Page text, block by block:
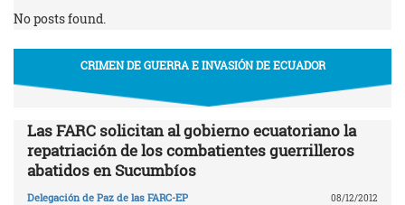
No posts found.
CRIMEN DE GUERRA E INVASIÓN DE ECUADOR
Las FARC solicitan al gobierno ecuatoriano la
repatriación de los combatientes guerrilleros
abatidos en Sucumbíos
Delegación de Paz de las FARC-EP 08/12/2012